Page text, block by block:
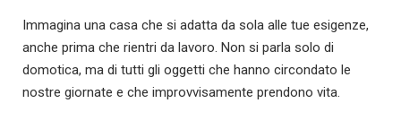
Immagina una casa che si adatta da sola alle tue esigenze,
anche prima che rientri da lavoro. Non si parla solo di
domotica, ma di tutti gli oggetti che hanno circondato le
nostre giornate e che improvvisamente prendono vita.